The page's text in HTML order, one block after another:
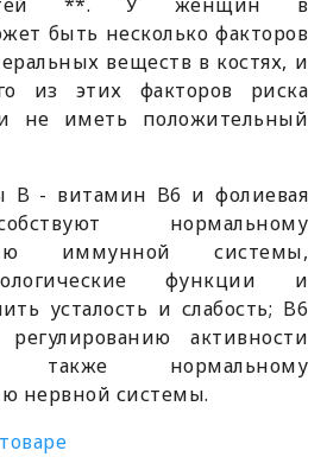
быть несколько факторов
веществ в костях, и
из этих факторов риска
не иметь положительный
B - витамин B6 и фолиевая
нормальному
иммунной системы,
функции и
усталость и слабость; B6
активности
нормальному
нервной системы.